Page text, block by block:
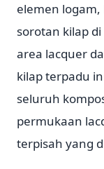
elemen
sorotan kilap
area lacquer
kilap terpadu
seluruh
permukaan
terpisah yang